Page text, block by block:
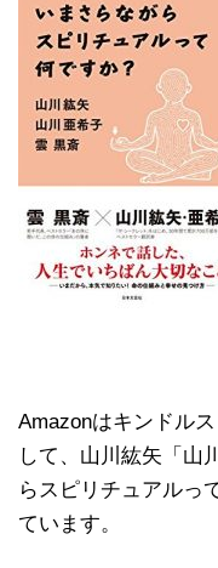
Amazonはキンドル
して、山川紘矢「山
らスピリチュアルっ
ています。